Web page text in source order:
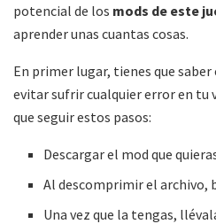
potencial de los mods de este
aprender unas cuantas cosas.
En primer lugar, tienes que
evitar sufrir cualquier error en tu
que seguir estos pasos:
Descargar el mod que
Al descomprimir el archivo,
Una vez que la tengas,